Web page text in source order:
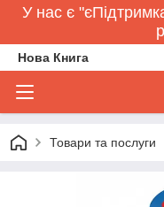
У нас є
Нова Книга
Товари та послуги